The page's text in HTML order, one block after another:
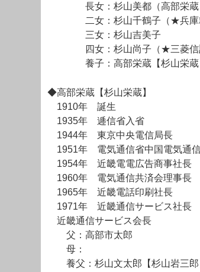
長女：杉山美都（高部栄蔵【
二女：杉山千鶴子（★兵庫糧
三女：杉山吉美子
四女：杉山尚子（★三菱信託
養子：高部栄蔵【杉山栄蔵】
◆高部栄蔵【杉山栄蔵】
1910年 誕生
1935年 逓信省入省
1944年 東京中央電信局長
1951年 電気通信省中国電気通信
1954年 近畿電電広告商事社長
1960年 電気通信共済会理事長
1965年 近畿電話印刷社長
1971年 近畿通信サービス社長
近畿通信サービス会長
父：高部市太郎
母：
養父：杉山文太郎【杉山岩三郎